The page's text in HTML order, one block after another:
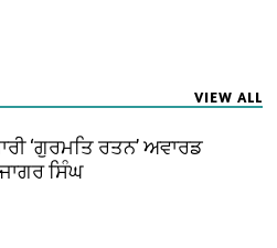
VIEW ALL
‘ਗੁਰਮਤਿ ਰਤਨ’ ਅਵਾਰਡ
ਸਿੰਘ